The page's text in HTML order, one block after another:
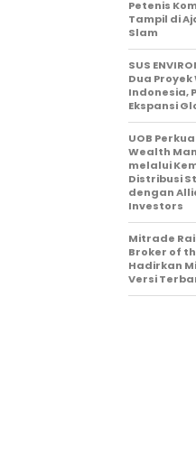
Petenis
Tampil di
Slam
SUS
Dua Proyek
Indonesia,
Ekspansi
UOB
Wealth
melalui
Distribusi
dengan
Investors
Mitrade
Broker of
Hadirkan
Versi